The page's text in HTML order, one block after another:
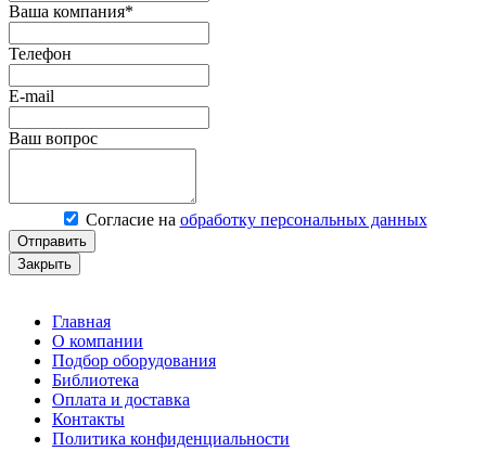
Ваша компания*
Телефон
E-mail
Ваш вопрос
Согласие на обработку персональных данных
Отправить
Закрыть
Главная
О компании
Подбор оборудования
Библиотека
Оплата и доставка
Контакты
Политика конфиденциальности